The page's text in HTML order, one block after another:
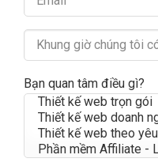
Bạn quan tâm điều gì?